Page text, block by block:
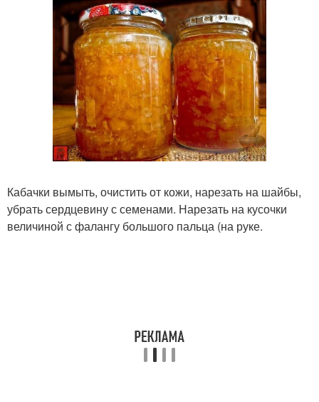
Кабачки вымыть, очистить от кожи, нарезать на шайбы,
убрать сердцевину с семенами. Нарезать на кусочки
величиной с фалангу большого пальца (на руке.